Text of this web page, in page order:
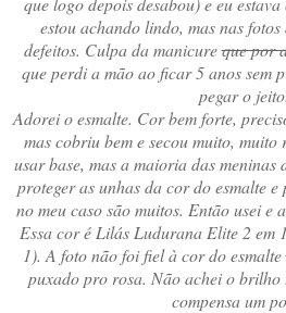
estou achando lindo, mas nas
defeitos. Culpa da manicureque por
que perdi a mão ao ficar 5 anos sem
pegar o jeito.
Adorei o esmalte. Cor bem forte,
mas cobriu bem e secou muito,
usar base, mas a maioria das meninas
proteger as unhas da cor do esmalte
no meu caso são muitos. Então usei e
Essa cor é Lilás Ludurana Elite 2 em
1). A foto não foi fiel à cor do esmalte
puxado pro rosa. Não achei o brilho
compensa um